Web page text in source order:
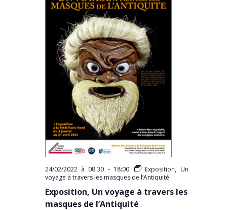
24/02/2022 à 08:30 - 18:00
Exposition, Un
voyage à travers les masques de l’Antiquité
Exposition, Un voyage à travers les
masques de l’Antiquité